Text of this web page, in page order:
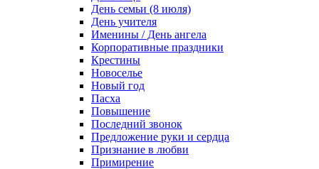
День семьи (8 июля)
День учителя
Именины / День ангела
Корпоративные праздники
Крестины
Новоселье
Новый год
Пасха
Повышение
Последний звонок
Предложение руки и сердца
Признание в любви
Примирение